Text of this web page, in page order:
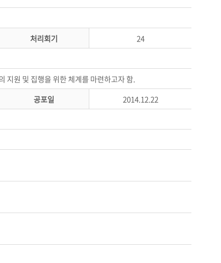
처리회기 24
지원 및 집행을 위한 체계를 마련하고자 함.
공포일
2014.12.22